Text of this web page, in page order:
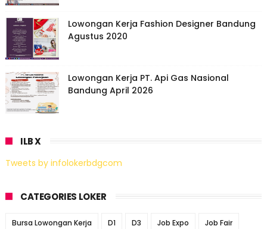
Lowongan Kerja Fashion Designer Bandung
Agustus 2020
Lowongan Kerja PT. Api Gas Nasional
Bandung April 2026
ILB X
Tweets by infolokerbdgcom
CATEGORIES LOKER
Bursa Lowongan Kerja D1 D3 Job Expo Job Fair